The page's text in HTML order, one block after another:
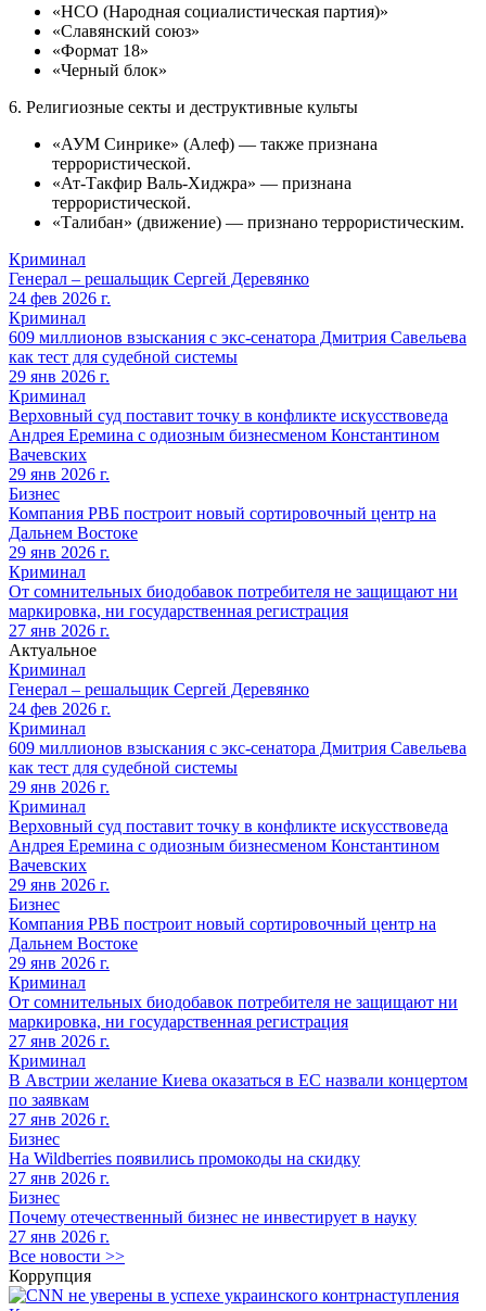
«НСО (Народная социалистическая партия)»
«Славянский союз»
«Формат 18»
«Черный блок»
6. Религиозные секты и деструктивные культы
«АУМ Синрике» (Алеф) — также признана
террористической.
«Ат-Такфир Валь-Хиджра» — признана
террористической.
«Талибан» (движение) — признано террористическим.
Криминал
Генерал – решальщик Сергей Деревянко
24 фев 2026 г.
Криминал
609 миллионов взыскания с экс-сенатора Дмитрия Савельева
как тест для судебной системы
29 янв 2026 г.
Криминал
Верховный суд поставит точку в конфликте искусствоведа
Андрея Еремина с одиозным бизнесменом Константином
Вачевских
29 янв 2026 г.
Бизнес
Компания РВБ построит новый сортировочный центр на
Дальнем Востоке
29 янв 2026 г.
Криминал
От сомнительных биодобавок потребителя не защищают ни
маркировка, ни государственная регистрация
27 янв 2026 г.
Актуальное
Криминал
Генерал – решальщик Сергей Деревянко
24 фев 2026 г.
Криминал
609 миллионов взыскания с экс-сенатора Дмитрия Савельева
как тест для судебной системы
29 янв 2026 г.
Криминал
Верховный суд поставит точку в конфликте искусствоведа
Андрея Еремина с одиозным бизнесменом Константином
Вачевских
29 янв 2026 г.
Бизнес
Компания РВБ построит новый сортировочный центр на
Дальнем Востоке
29 янв 2026 г.
Криминал
От сомнительных биодобавок потребителя не защищают ни
маркировка, ни государственная регистрация
27 янв 2026 г.
Криминал
В Австрии желание Киева оказаться в ЕС назвали концертом
по заявкам
27 янв 2026 г.
Бизнес
На Wildberries появились промокоды на скидку
27 янв 2026 г.
Бизнес
Почему отечественный бизнес не инвестирует в науку
27 янв 2026 г.
Все новости >>
Коррупция